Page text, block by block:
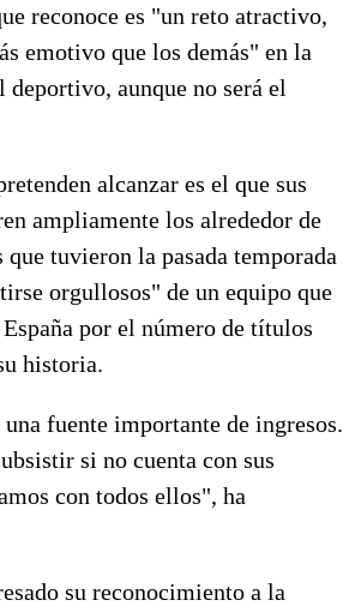
reconoce es "un reto atractivo,
emotivo que los demás" en la
deportivo, aunque no será el
alcanzar es el que sus
ampliamente los alrededor de
que tuvieron la pasada temporada
orgullosos" de un equipo que
por el número de títulos
historia.
fuente importante de ingresos.
si no cuenta con sus
con todos ellos", ha
su reconocimiento a la